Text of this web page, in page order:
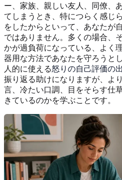
ー、家族、親しい友人、同僚、
てしまうとき、特につらく感じ
をしたからといって、あなたが
ではありません。多くの場合、
かが過負荷になっている、よく
器用な方法であなたを守ろうと
人的に使える怒りの自己評価の
振り返る助けになりますが、よ
言、冷たい口調、目をそらす仕
きているのかを学ぶことです。